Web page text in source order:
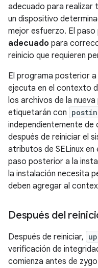
adecuado para realizar
un dispositivo
mejor esfuerzo. El
adecuado para
reinicio que requieren
El programa posterior
ejecuta en el contexto
los archivos de la
etiquetarán con
independientemente de
después de reiniciar el
atributos de SELinux
paso posterior a la
la instalación necesita
deben agregar al
Después del
Después de reiniciar,
verificación de
comienza antes de